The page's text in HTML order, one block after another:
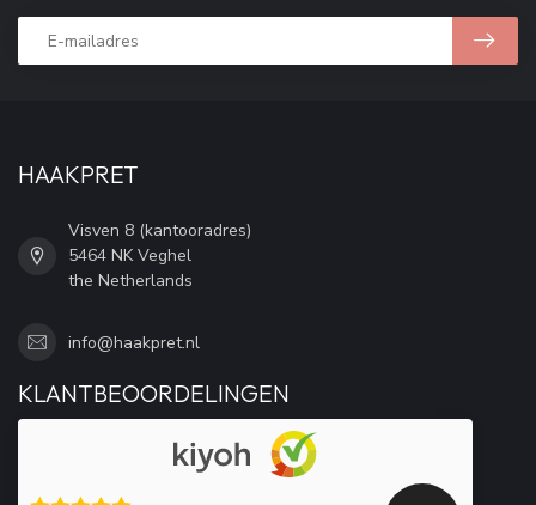
HAAKPRET
Visven 8 (kantooradres)
5464 NK Veghel
the Netherlands
info@haakpret.nl
KLANTBEOORDELINGEN